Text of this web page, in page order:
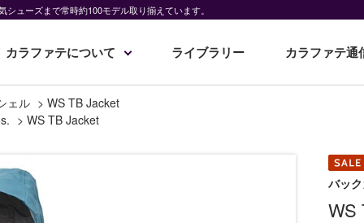
ューズまで常時約100モデル取り揃えています。
カラファテについて ライブラリー カラファテ通
ェル > WS TB Jacket
> WS TB Jacket
バッ
WS